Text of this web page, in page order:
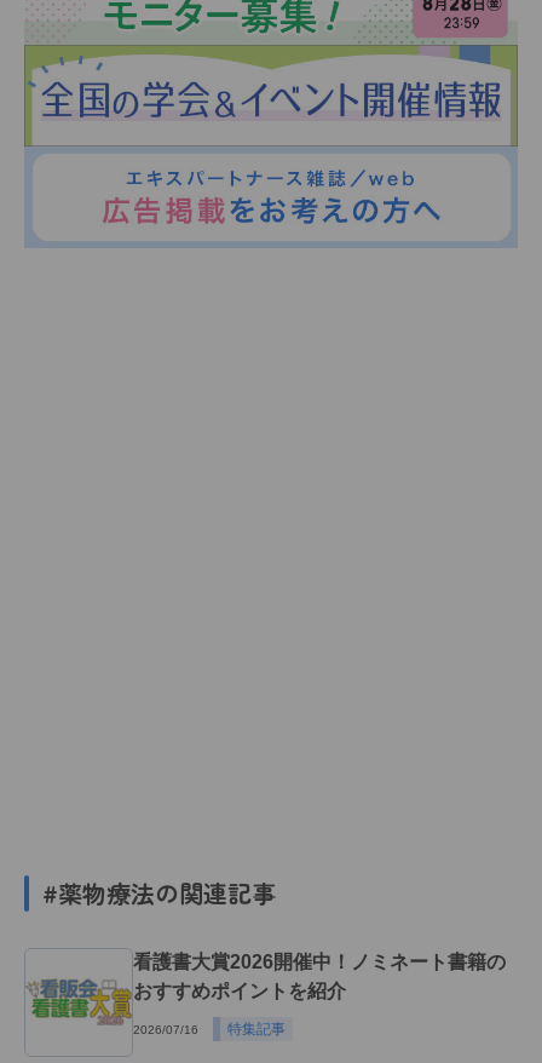
#薬物療法の関連記事
看護書大賞2026開催中！ノミネート書籍の
おすすめポイントを紹介
2026/07/16 特集記事